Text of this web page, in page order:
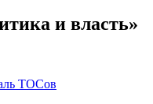
и власть»
ТОСов